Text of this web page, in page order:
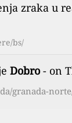
zraka u
bs/
Dobro- on
granada-norte/